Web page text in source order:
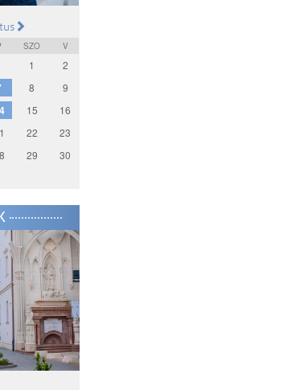
SZO V
1 2
8 9
15
16
22
23
29
30